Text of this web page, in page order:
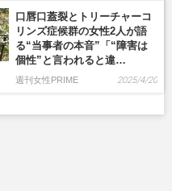
口唇口蓋裂とトリーチャーコ
リンズ症候群の女性2人が語
る“当事者の本音”「“障害は
個性”と言われると違…
週刊女性PRIME 2025/4/20